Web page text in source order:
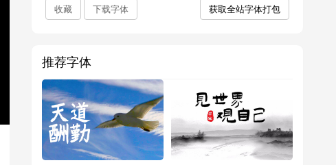
收藏 下载字体 获取全站字体打包
推荐字体